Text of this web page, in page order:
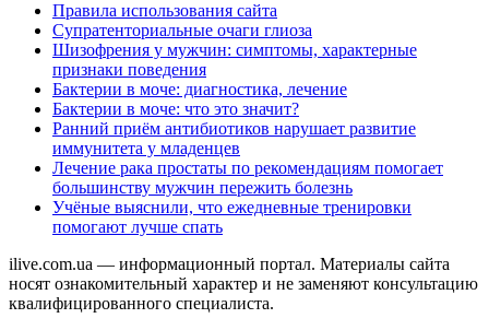
Правила использования сайта
Супратенториальные очаги глиоза
Шизофрения у мужчин: симптомы, характерные
признаки поведения
Бактерии в моче: диагностика, лечение
Бактерии в моче: что это значит?
Ранний приём антибиотиков нарушает развитие
иммунитета у младенцев
Лечение рака простаты по рекомендациям помогает
большинству мужчин пережить болезнь
Учёные выяснили, что ежедневные тренировки
помогают лучше спать
ilive.com.ua — информационный портал. Материалы сайта
носят ознакомительный характер и не заменяют консультацию
квалифицированного специалиста.